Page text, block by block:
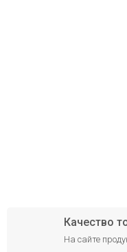
Качество
На сайте